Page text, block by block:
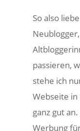
So also
passieren,
stehe ich
Webseite in
ganz gut
Werbung